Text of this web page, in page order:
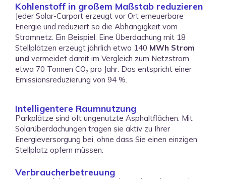
Kohlenstoff in großem Maßstab reduzieren
Jeder Solar-Carport erzeugt vor Ort erneuerbare
Energie und reduziert so die Abhängigkeit vom
Stromnetz. Ein Beispiel: Eine Überdachung mit 18
Stellplätzen erzeugt jährlich etwa 140 MWh Strom
und vermeidet damit im Vergleich zum Netzstrom
etwa 70 Tonnen CO₂ pro Jahr. Das entspricht einer
Emissionsreduzierung von 94 %.
Intelligentere Raumnutzung
Parkplätze sind oft ungenutzte Asphaltflächen. Mit
Solarüberdachungen tragen sie aktiv zu Ihrer
Energieversorgung bei, ohne dass Sie einen einzigen
Stellplatz opfern müssen.
Verbraucherbetreuung